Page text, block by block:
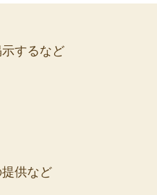
するなど
供など